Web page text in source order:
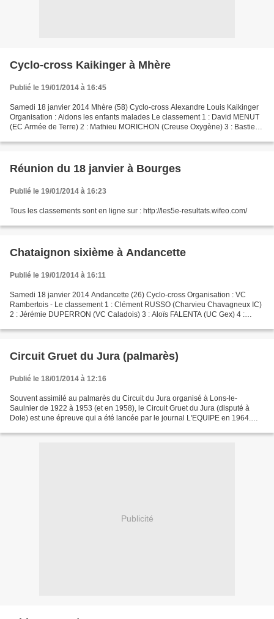
Cyclo-cross Kaikinger à Mhère
Publié le 19/01/2014 à 16:45
Samedi 18 janvier 2014 Mhère (58) Cyclo-cross Alexandre Louis Kaikinger
Organisation : Aidons les enfants malades Le classement 1 : David MENUT
(EC Armée de Terre) 2 : Mathieu MORICHON (Creuse Oxygène) 3 : Bastien
Réunion du 18 janvier à Bourges
Publié le 19/01/2014 à 16:23
Tous les classements sont en ligne sur : http://les5e-resultats.wifeo.com/
Chataignon sixième à Andancette
Publié le 19/01/2014 à 16:11
Samedi 18 janvier 2014 Andancette (26) Cyclo-cross Organisation : VC
Rambertois - Le classement 1 : Clément RUSSO (Charvieu Chavagneux IC)
2 : Jérémie DUPERRON (VC Caladois) 3 : Aloïs FALENTA (UC Gex) 4 :
Circuit Gruet du Jura (palmarès)
Publié le 18/01/2014 à 12:16
Souvent assimilé au palmarès du Circuit du Jura organisé à Lons-le-
Saulnier de 1922 à 1953 (et en 1958), le Circuit Gruet du Jura (disputé à
Dole) est une épreuve qui a été lancée par le journal L'EQUIPE en 1964.
Publicité